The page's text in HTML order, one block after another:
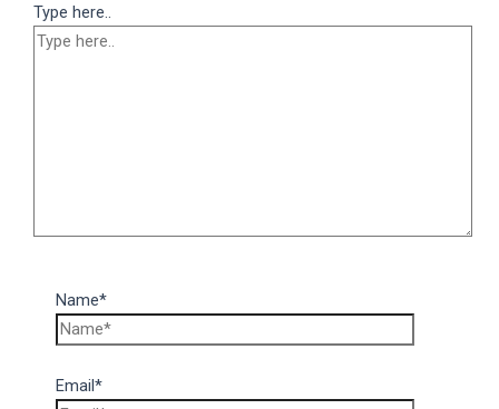
Type here..
Name*
Email*